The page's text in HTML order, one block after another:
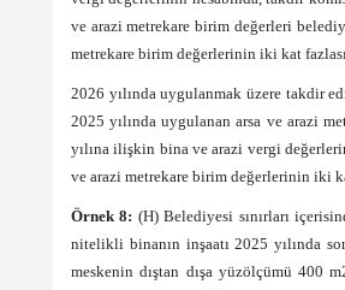
ve arazi metrekare birim değerleri
metrekare birim değerlerinin iki kat fazlası
2026 yılında uygulanmak üzere takdir
2025 yılında uygulanan arsa ve arazi
yılına ilişkin bina ve arazi vergi
ve arazi metrekare birim değerlerinin iki
Örnek 8: (H) Belediyesi sınırları
nitelikli binanın inşaatı 2025 yılında
meskenin dıştan dışa yüzölçümü 400